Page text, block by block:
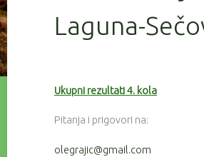
Laguna-
Ukupni rezultati 4. kola
Pitanja i prigovori na:
olegrajic@gmail.com